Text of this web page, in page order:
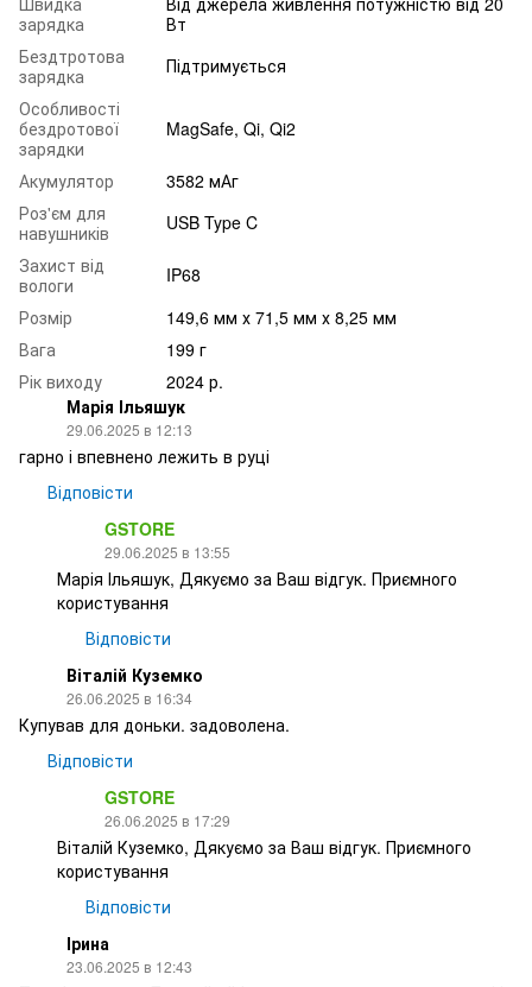
зарядка
Вт
Бездтротова
зарядка
Підтримується
Особливості
бездротової
зарядки
MagSafe, Qi, Qi2
Акумулятор
3582 мАг
Роз'єм для
навушників
USB Type C
Захист від
вологи
IP68
Розмір
149,6 мм х 71,5 мм х 8,25 мм
Вага
199 г
Рік виходу
2024 р.
Марія Ільяшук
29.06.2025 в 12:13
гарно і впевнено лежить в руці
Відповісти
GSTORE
29.06.2025 в 13:55
Марія Ільяшук, Дякуємо за Ваш відгук. Приємного
користування
Відповісти
Віталій Куземко
26.06.2025 в 16:34
Купував для доньки. задоволена.
Відповісти
GSTORE
26.06.2025 в 17:29
Віталій Куземко, Дякуємо за Ваш відгук. Приємного
користування
Відповісти
Ірина
23.06.2025 в 12:43